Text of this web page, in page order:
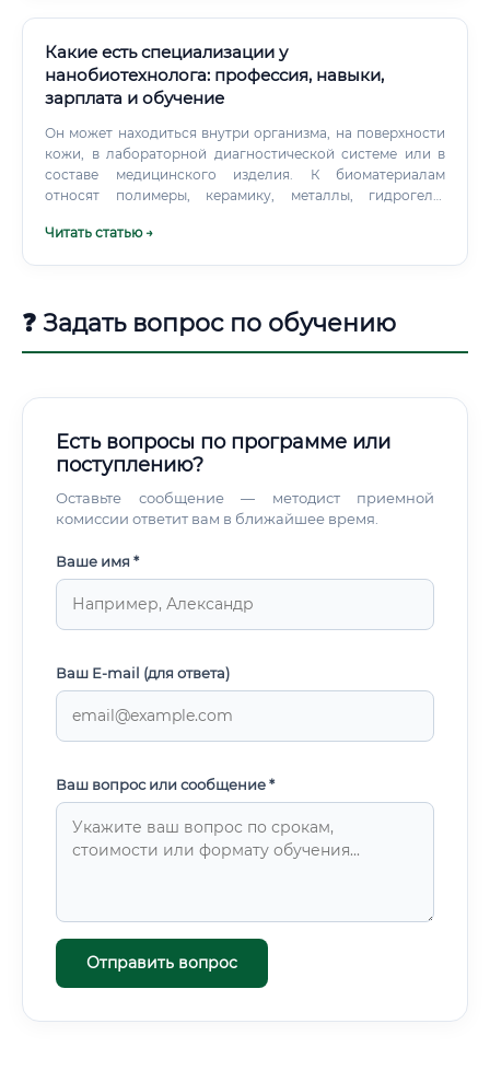
Какие есть специализации у
нанобиотехнолога: профессия, навыки,
зарплата и обучение
Он может находиться внутри организма, на поверхности
кожи, в лабораторной диагностической системе или в
составе медицинского изделия. К биоматериалам
относят полимеры, керамику, металлы, гидрогели,
Другие применяют в протезах, шовных материалах,
Читать статью →
❓ Задать вопрос по обучению
Есть вопросы по программе или
поступлению?
Оставьте сообщение — методист приемной
комиссии ответит вам в ближайшее время.
Ваше имя *
Ваш E-mail (для ответа)
Ваш вопрос или сообщение *
Отправить вопрос